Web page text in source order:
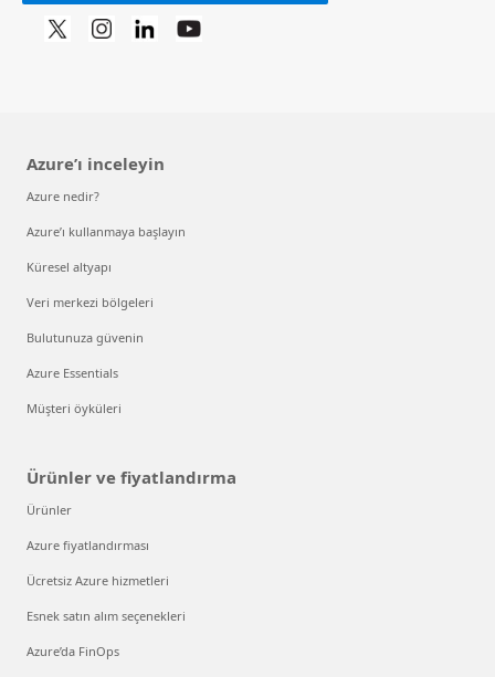
Azure’ı inceleyin
Azure nedir?
Azure’ı kullanmaya başlayın
Küresel altyapı
Veri merkezi bölgeleri
Bulutunuza güvenin
Azure Essentials
Müşteri öyküleri
Ürünler ve fiyatlandırma
Ürünler
Azure fiyatlandırması
Ücretsiz Azure hizmetleri
Esnek satın alım seçenekleri
Azure’da FinOps